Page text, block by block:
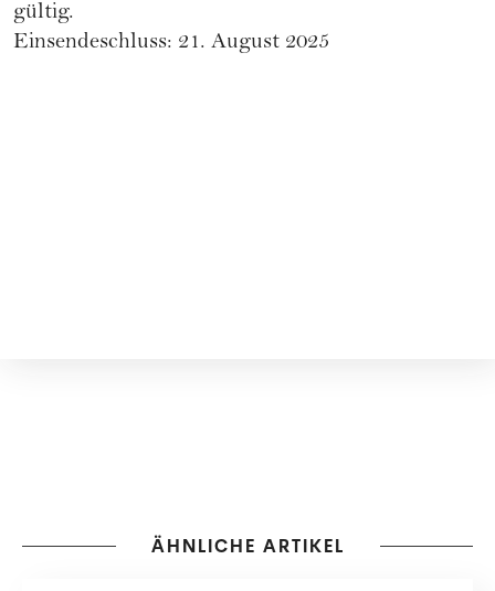
gültig.
Einsendeschluss: 21. August 2025
ÄHNLICHE ARTIKEL